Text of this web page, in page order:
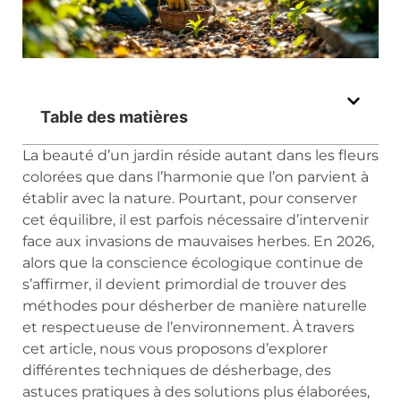
Table des matières
La beauté d’un jardin réside autant dans les fleurs
colorées que dans l’harmonie que l’on parvient à
établir avec la nature. Pourtant, pour conserver
cet équilibre, il est parfois nécessaire d’intervenir
face aux invasions de mauvaises herbes. En 2026,
alors que la conscience écologique continue de
s’affirmer, il devient primordial de trouver des
méthodes pour désherber de manière naturelle
et respectueuse de l’environnement. À travers
cet article, nous vous proposons d’explorer
différentes techniques de désherbage, des
astuces pratiques à des solutions plus élaborées,